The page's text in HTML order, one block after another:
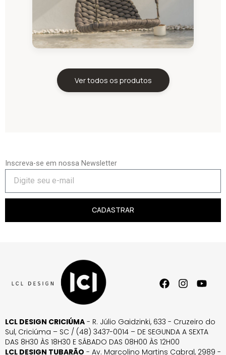
Ver todos os produtos
Inscreva-se em nossa Newsletter
CADASTRAR
LCL DESIGN CRICIÚMA - R. Júlio Gaidzinki, 633 - Cruzeiro do
Sul, Criciúma – SC / (48) 3437-0014 – DE SEGUNDA A SEXTA
DAS 8H30 ÀS 18H30 E SÁBADO DAS 08H00 ÀS 12H00
LCL DESIGN TUBARÃO - Av. Marcolino Martins Cabral, 2989 -